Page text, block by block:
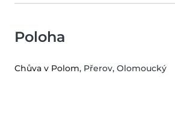
Poloha
Chůva v Polom, Přerov, Olomoucký